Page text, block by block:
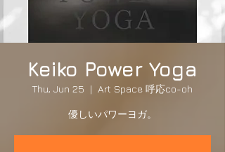
Keiko Power Yoga
Thu, Jun 25
  |
Art Space 呼応co-oh
優しいパワーヨガ。